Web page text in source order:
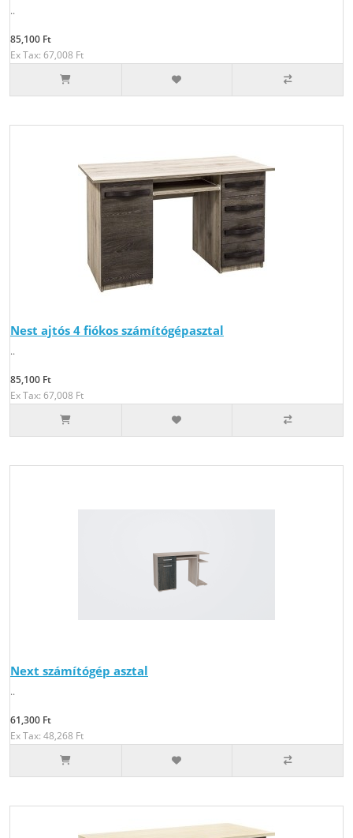
..
85,100 Ft
Ex Tax: 67,008 Ft
Nest ajtós 4 fiókos számítógépasztal
..
85,100 Ft
Ex Tax: 67,008 Ft
Next számítógép asztal
..
61,300 Ft
Ex Tax: 48,268 Ft